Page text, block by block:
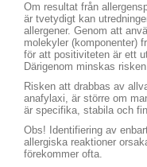
Om resultat från
är tvetydigt kan
allergener. Genom att
molekyler (komponenter)
för att positiviteten är ett
Därigenom minskas
Risken att drabbas av
anafylaxi, är större om
är specifika, stabila och
Obs! Identifiering av
allergiska reaktioner
förekommer ofta.